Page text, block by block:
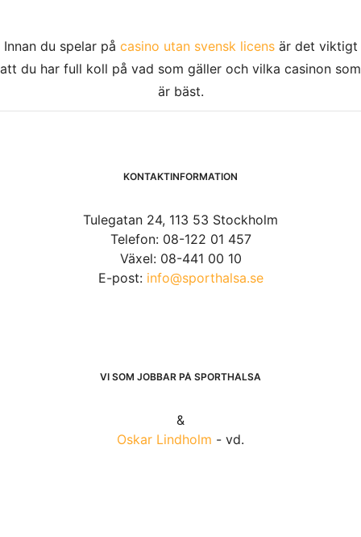
Innan du spelar på casino utan svensk licensär det viktigt
att du har full koll på vad som gäller och vilka casinon som
är bäst.
KONTAKTINFORMATION
Tulegatan 24, 113 53 Stockholm
Telefon: 08-122 01 457
Växel: 08-441 00 10
E-post: info@sporthalsa.se
VI SOM JOBBAR PÅ SPORTHÄLSA
&
Oskar Lindholm - vd.